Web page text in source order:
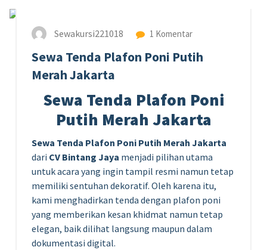
Sewakursi221018 1 Komentar
Sewa Tenda Plafon Poni Putih
Merah Jakarta
Sewa Tenda Plafon Poni
Putih Merah Jakarta
Sewa Tenda Plafon Poni Putih Merah Jakarta
dari CV Bintang Jaya menjadi pilihan utama
untuk acara yang ingin tampil resmi namun tetap
memiliki sentuhan dekoratif. Oleh karena itu,
kami menghadirkan tenda dengan plafon poni
yang memberikan kesan khidmat namun tetap
elegan, baik dilihat langsung maupun dalam
dokumentasi digital.